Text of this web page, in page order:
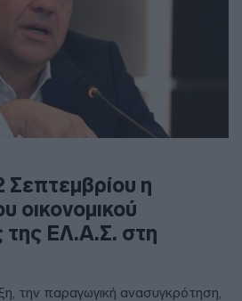
Σεπτεμβρίου η
οικονομικού
ΕΛ.Α.Σ. στη
την παραγωγική ανασυγκρότηση,